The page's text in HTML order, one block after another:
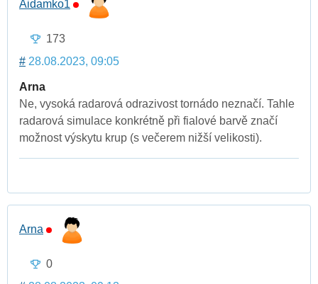
Aidamko1
173
# 28.08.2023, 09:05
Arna
Ne, vysoká radarová odrazivost tornádo neznačí. Tahle
radarová simulace konkrétně při fialové barvě značí
možnost výskytu krup (s večerem nižší velikosti).
Arna
0